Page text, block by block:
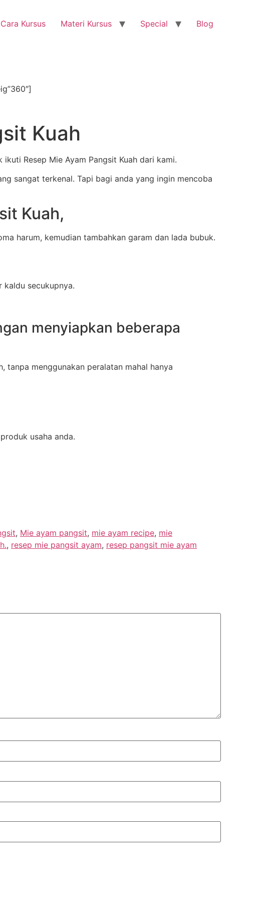
Cara Kursus Materi Kursus Special Blog
Kuah
Resep Mie Ayam Pangsit Kuah dari kami.
sangat terkenal. Tapi bagi anda yang ingin mencoba
Kuah,
harum, kemudian tambahkan garam dan lada bubuk.
kaldu secukupnya.
menyiapkan beberapa
tanpa menggunakan peralatan mahal hanya
usaha anda.
, Mie ayam pangsit, mie ayam recipe, mie
, resep mie pangsit ayam, resep pangsit mie ayam